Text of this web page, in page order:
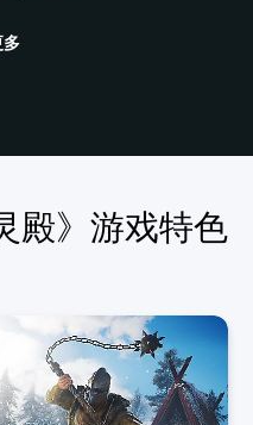
多
殿》游戏特色